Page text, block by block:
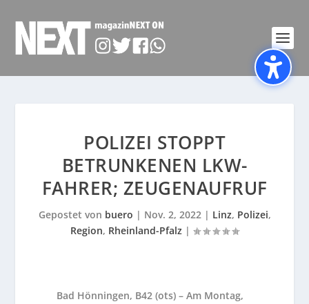
POLIZEI STOPPT
BETRUNKENEN LKW-
FAHRER; ZEUGENAUFRUF
Gepostet von buero | Nov. 2, 2022| Linz, Polizei,
Region, Rheinland-Pfalz |
Bad Hönningen, B42 (ots) – Am Montag,